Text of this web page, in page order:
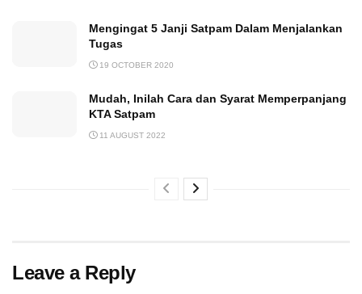
Mengingat 5 Janji Satpam Dalam Menjalankan
Tugas
19 OCTOBER 2020
Mudah, Inilah Cara dan Syarat Memperpanjang
KTA Satpam
11 AUGUST 2022
Leave a Reply